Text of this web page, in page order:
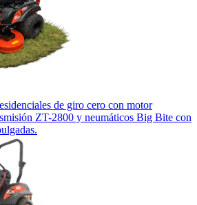
de giro cero con motor
ZT-2800 y neumáticos Big Bite con